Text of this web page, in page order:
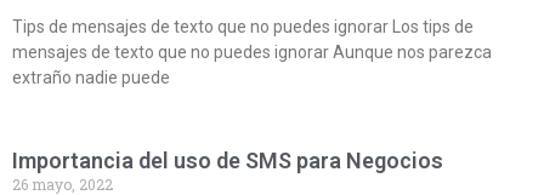
Tips de mensajes de texto que no puedes ignorar Los tips de
mensajes de texto que no puedes ignorar Aunque nos parezca
extraño nadie puede
Importancia del uso de SMS para Negocios
26 mayo, 2022